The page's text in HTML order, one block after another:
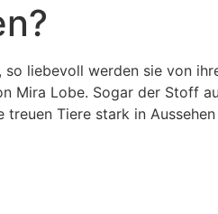
liebevoll werden sie von
Mira Lobe. Sogar der Stoff
Tiere stark in